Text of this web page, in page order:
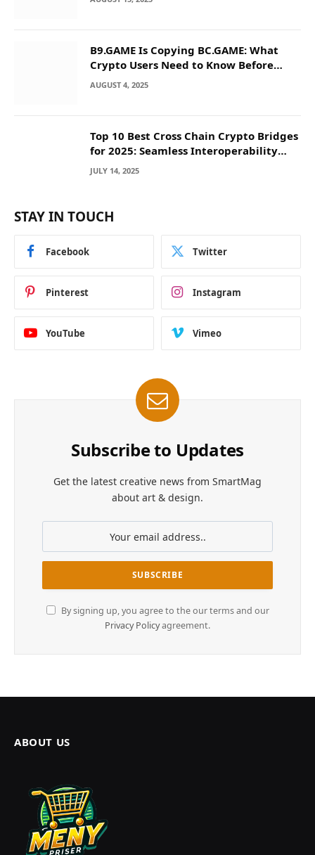
B9.GAME Is Copying BC.GAME: What
Crypto Users Need to Know Before
They Deposit
AUGUST 4, 2025
Top 10 Best Cross Chain Crypto Bridges
for 2025: Seamless Interoperability
Across Blockchain Networks
JULY 14, 2025
STAY IN TOUCH
Facebook Twitter
Pinterest Instagram
YouTube Vimeo
Subscribe to Updates
Get the latest creative news from SmartMag
about art & design.
By signing up, you agree to the our terms and our
Privacy Policyagreement.
ABOUT US